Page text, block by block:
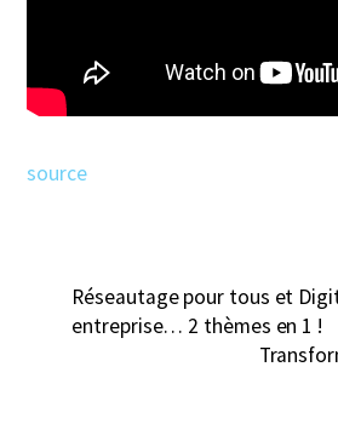
source
Réseautage pour tous et
entreprise… 2 thèmes en 1 !